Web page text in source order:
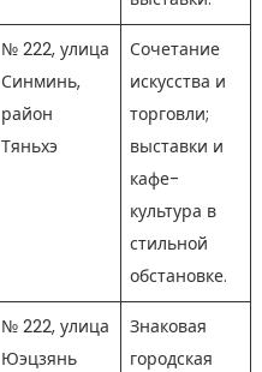
№ 222, улица
Синминь,
район
Тяньхэ
Сочетание
искусства и
торговли;
выставки и
кафе-
культура в
стильной
обстановке.
№ 222, улица
Юэцзянь
Знаковая
городская